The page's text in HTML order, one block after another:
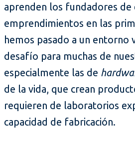
aprenden los fundadores de
emprendimientos en las
hemos pasado a un entorno
desafío para muchas de
especialmente las de
de la vida, que crean
requieren de laboratorios
capacidad de fabricación.